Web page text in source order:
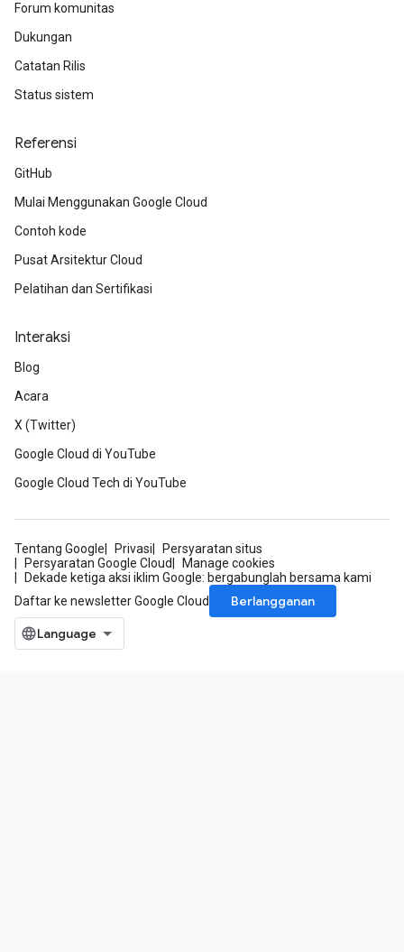
Forum komunitas
Dukungan
Catatan Rilis
Status sistem
Referensi
GitHub
Mulai Menggunakan Google Cloud
Contoh kode
Pusat Arsitektur Cloud
Pelatihan dan Sertifikasi
Interaksi
Blog
Acara
X (Twitter)
Google Cloud di YouTube
Google Cloud Tech di YouTube
Tentang Google Privasi
Persyaratan situs
Persyaratan Google Cloud
Manage cookies
Dekade ketiga aksi iklim Google: bergabunglah bersama kami
Daftar ke newsletter Google Cloud
Berlangganan